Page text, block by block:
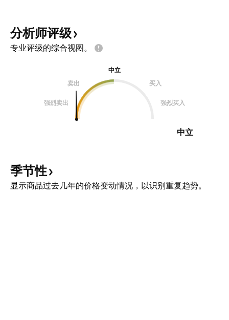
分析师评级
专业评级的综合视图。
中立
卖出
买入
强烈卖出 强烈买入
中立
季节性
显示商品过去几年的价格变动情况，以识别重复趋势。